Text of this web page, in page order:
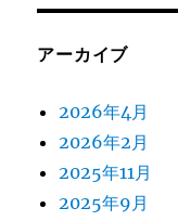
アーカイブ
2026年4月
2026年2月
2025年11月
2025年9月